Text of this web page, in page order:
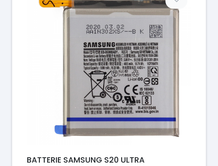
BATTERIE SAMSUNG S20 ULTRA